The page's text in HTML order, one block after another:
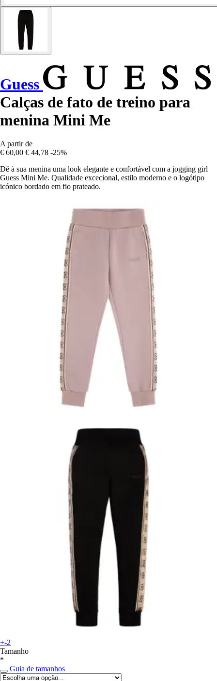
Guess
Calças de fato de treino para
menina Mini Me
A partir de
€ 60,00 € 44,78 -25%
Dê à sua menina uma look elegante e confortável com a jogging girl
Guess Mini Me. Qualidade excecional, estilo moderno e o logótipo
icónico bordado em fio prateado.
+-2
Tamanho
*
Guia de tamanhos